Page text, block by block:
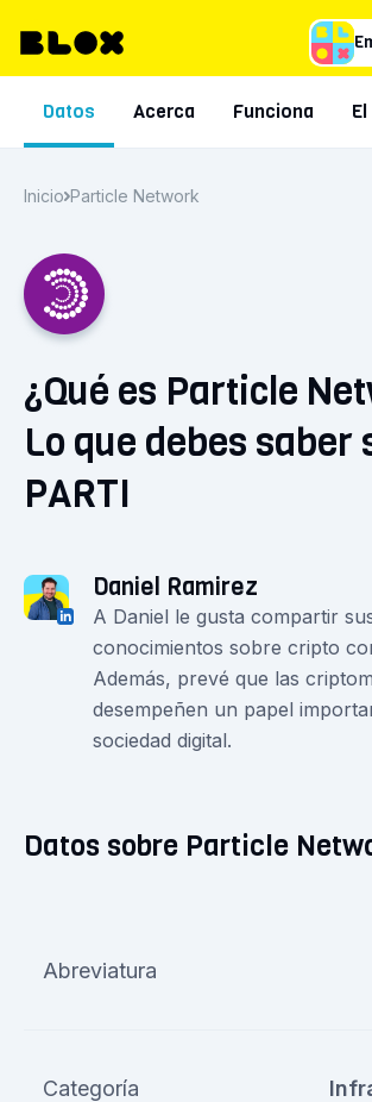
Datos Acerca Funciona
Inicio Particle Network
¿Qué es Particle
Lo que debes saber
PARTI
Daniel Ramirez
A Daniel le gusta compartir
conocimientos sobre cripto
Además, prevé que las
desempeñen un papel
sociedad digital.
Datos sobre Particle
Abreviatura
Categoría